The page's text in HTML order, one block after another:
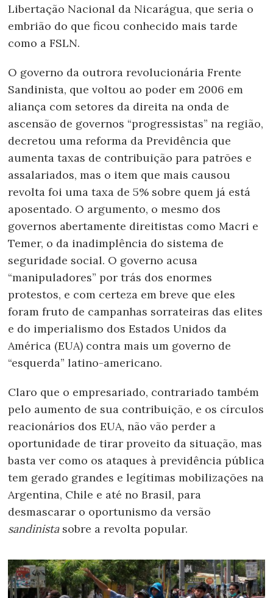
Libertação Nacional da Nicarágua, que seria o
embrião do que ficou conhecido mais tarde
como a FSLN.
O governo da outrora revolucionária Frente
Sandinista, que voltou ao poder em 2006 em
aliança com setores da direita na onda de
ascensão de governos “progressistas” na região,
decretou uma reforma da Previdência que
aumenta taxas de contribuição para patrões e
assalariados, mas o item que mais causou
revolta foi uma taxa de 5% sobre quem já está
aposentado. O argumento, o mesmo dos
governos abertamente direitistas como Macri e
Temer, o da inadimplência do sistema de
seguridade social. O governo acusa
“manipuladores” por trás dos enormes
protestos, e com certeza em breve que eles
foram fruto de campanhas sorrateiras das elites
e do imperialismo dos Estados Unidos da
América (EUA) contra mais um governo de
“esquerda” latino-americano.
Claro que o empresariado, contrariado também
pelo aumento de sua contribuição, e os círculos
reacionários dos EUA, não vão perder a
oportunidade de tirar proveito da situação, mas
basta ver como os ataques à previdência pública
tem gerado grandes e legítimas mobilizações na
Argentina, Chile e até no Brasil, para
desmascarar o oportunismo da versão
sandinistasobre a revolta popular.